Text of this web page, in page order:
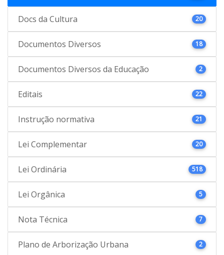
Docs da Cultura 20
Documentos Diversos 18
Documentos Diversos da Educação 2
Editais 22
Instrução normativa 21
Lei Complementar 20
Lei Ordinária 518
Lei Orgânica 5
Nota Técnica 7
Plano de Arborização Urbana 2